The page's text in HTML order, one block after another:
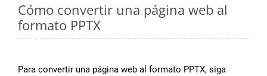
Cómo convertir una página web al
formato PPTX
Para convertir una página web al formato PPTX, siga